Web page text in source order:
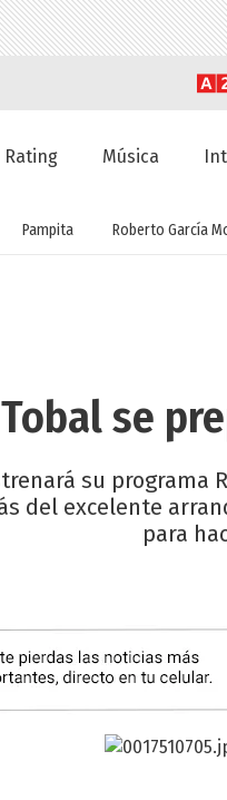
Rating Música
Pampita Roberto García
se
su programa
del excelente
para